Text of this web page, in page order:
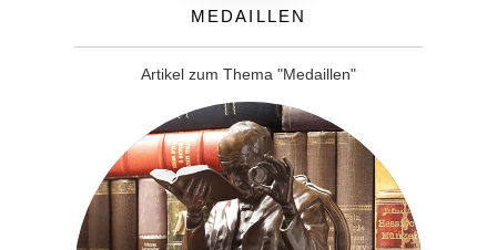
Medaillen
Artikel zum Thema "Medaillen"